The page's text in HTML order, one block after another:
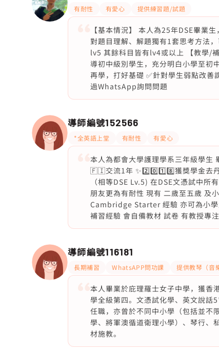
有耐性 有愛心 提供練習題/試題
【基本情況】 本人為25年DSE畢業
對題目理解、解題獨有1套思考方法
lv5 其餘科目皆有lv4或以上 【教學/
導初中級別學生，充分明白小學至初
再學，打好基礎 ✅針對學生弱點改
過WhatsApp詢問問題
導師編號152566
*全英語上堂 有耐性 有愛心
本人為都會大學護理學系三年級學生
🇫🇮交流1年 ✨2️⃣0️⃣1️⃣8️⃣獲獎學金
（相等DSE Lv.5) 在DSE文憑試中
朋友更為有耐性 現有 二歲至五歲 及
Cambridge Starter 經驗 亦可為小
補習經驗 會自備教材 試卷 有教授專
導師編號116181
長期補習 WhatsAPP問功課 提供教琴（音
本人畢業於庇理羅士女子中學，獲香
學全級第四。文憑試化學、英文說
任職，亦曾於不同中小學（包括並不
學、將軍澳循道衛理小學）、琴行、
材施教。